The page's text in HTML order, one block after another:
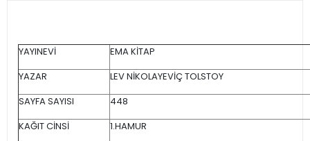
YAYINEVİ
EMA KİTAP
YAZAR
LEV NİKOLAYEVİÇ TOLSTOY
SAYFA SAYISI
448
KAĞIT CİNSİ
1.HAMUR